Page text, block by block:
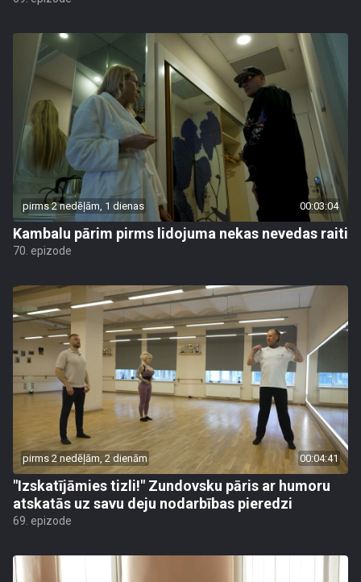
pirms 2 nedēļām, 1 dienas 00:03:04
Kambalu pārim pirms lidojuma nekas nevedas raiti
70. epizode
pirms 2 nedēļām, 2 dienām 00:04:41
"Izskatījāmies tizli!" Zundovsku pāris ar humoru
atskatās uz savu deju nodarbības pieredzi
69. epizode